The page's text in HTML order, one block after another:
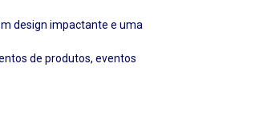
design impactante e uma
de produtos, eventos